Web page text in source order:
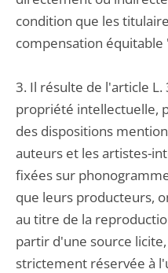
condition que les
compensation équitable
3. Il résulte de l'article L.
propriété intellectuelle,
des dispositions
auteurs et les artistes-
fixées sur
que leurs producteurs,
au titre de la
partir d'une source
strictement réservée à